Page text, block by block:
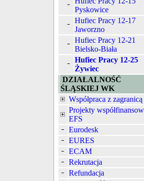
Pyskowice
Hufiec Pracy 12-17
Jaworzno
Hufiec Pracy 12-21
Bielsko-Biała
Hufiec Pracy 12-25
Żywiec
DZIAŁALNOŚĆ
ŚLĄSKIEJ WK
Współpraca z zagranicą
Projekty
EFS
Eurodesk
EURES
ECAM
Rekrutacja
Refundacja